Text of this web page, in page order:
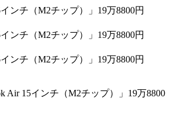
Air 15インチ（M2チップ）」19万8800